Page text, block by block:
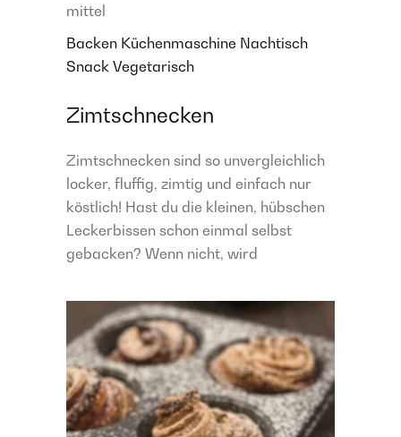
mittel
Backen Küchenmaschine Nachtisch
Snack Vegetarisch
Zimtschnecken
Zimtschnecken sind so unvergleichlich
locker, fluffig, zimtig und einfach nur
köstlich! Hast du die kleinen, hübschen
Leckerbissen schon einmal selbst
gebacken? Wenn nicht, wird